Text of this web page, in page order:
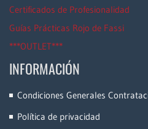
Certificados de Profesionalidad
Guías Prácticas Rojo de Fassi
***OUTLET***
INFORMACIÓN
Condiciones Generales
Política de privacidad